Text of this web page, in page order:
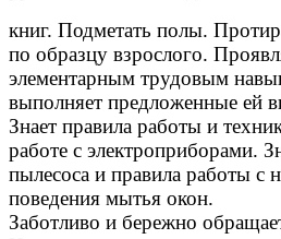
книг. Подметать полы.
по образцу взрослого.
элементарным трудовым
выполняет предложенные ей
Знает правила работы и
работе с электроприборами.
пылесоса и правила работы с
поведения мытья окон.
Заботливо и бережно